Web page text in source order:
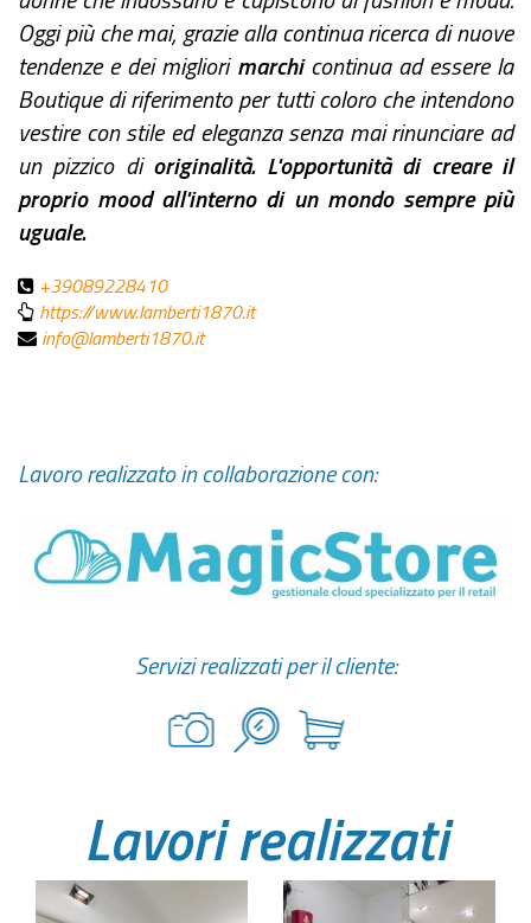
Oggi più che mai, grazie alla continua ricerca di nuove
tendenze e dei migliorimarchicontinua ad essere la
Boutique di riferimento per tutti coloro che intendono
vestire con stile ed eleganza senza mai rinunciare ad
un pizzico di originalità. L'opportunità di creare il
proprio mood all'interno di un mondo sempre più
uguale.
+39089228410
https://www.lamberti1870.it
info@lamberti1870.it
Lavoro realizzato in collaborazione con:
Servizi realizzati per il cliente:
Lavori realizzati